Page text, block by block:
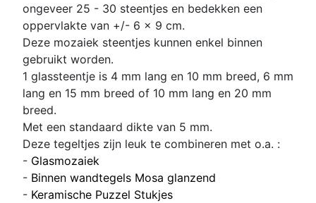
ongeveer 25 - 30 steentjes en bedekken een
oppervlakte van +/- 6 x 9 cm.
Deze mozaiek steentjes kunnen enkel binnen
gebruikt worden.
1 glassteentje is 4 mm lang en 10 mm breed, 6 mm
lang en 15 mm breed of 10 mm lang en 20 mm
breed.
Met een standaard dikte van 5 mm.
Deze tegeltjes zijn leuk te combineren met o.a. :
- Glasmozaiek
- Binnen wandtegels Mosa glanzend
- Keramische Puzzel Stukjes